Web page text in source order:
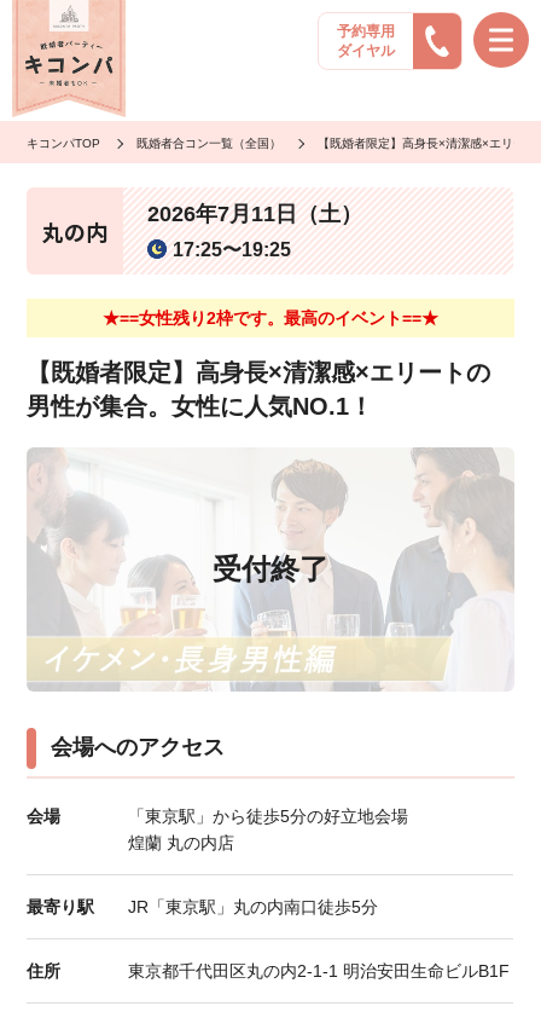
予約専用
ダイヤル
キコンパTOP 既婚者合コン一覧（全国） 【既婚者限定】高身長×清潔感×エリー
丸の内
2026年7月11日（土）
17:25〜19:25
★==女性残り2枠です。最高のイベント==★
【既婚者限定】高身長×清潔感×エリートの
男性が集合。女性に人気NO.1！
受付終了
会場へのアクセス
会場
「東京駅」から徒歩5分の好立地会場
煌蘭 丸の内店
最寄り駅 JR「東京駅」丸の内南口徒歩5分
住所 東京都千代田区丸の内2-1-1 明治安田生命ビルB1F